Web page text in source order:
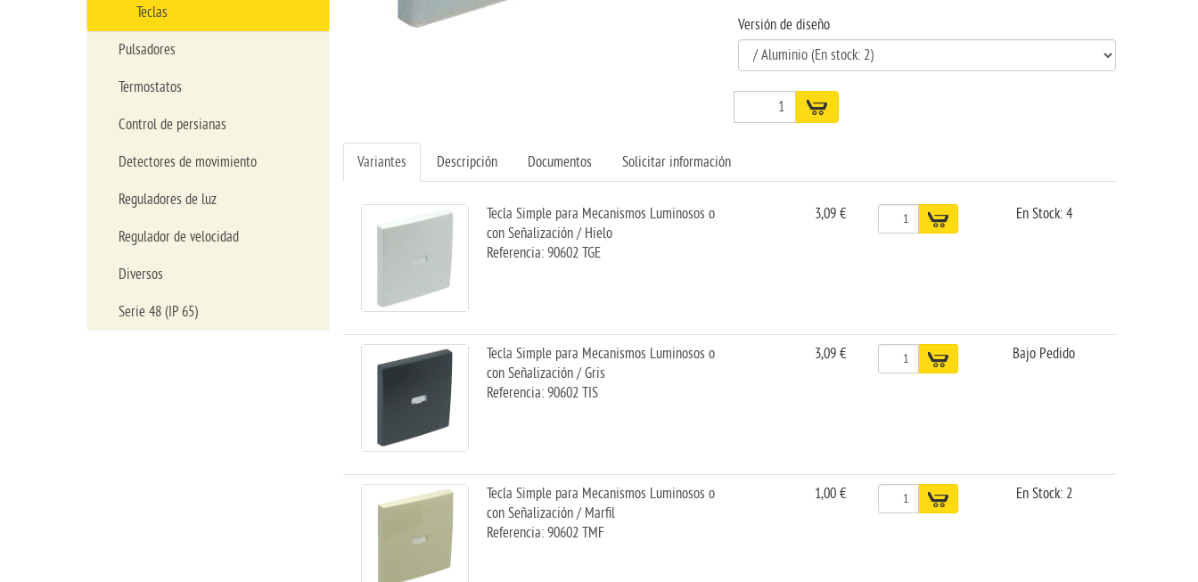
Teclas
Pulsadores
Termostatos
Control de persianas
Detectores de movimiento
Reguladores de luz
Regulador de velocidad
Diversos
Serie 48 (IP 65)
Versión de diseño
Variantes Descripción Documentos Solicitar información
Tecla Simple para Mecanismos Luminosos o
con Señalización / Hielo
Referencia: 90602 TGE
3,09 € En Stock: 4
Tecla Simple para Mecanismos Luminosos o
con Señalización / Gris
Referencia: 90602 TIS
3,09 € Bajo Pedido
Tecla Simple para Mecanismos Luminosos o
con Señalización / Marfil
Referencia: 90602 TMF
1,00 € En Stock: 2